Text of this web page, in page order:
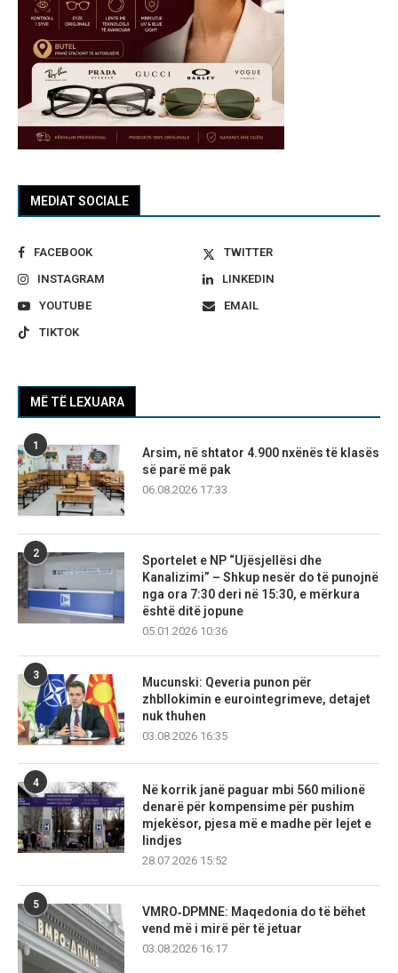
MEDIAT SOCIALE
FACEBOOK
TWITTER
INSTAGRAM
LINKEDIN
YOUTUBE
EMAIL
TIKTOK
MË TË LEXUARA
1
Arsim, në shtator 4.900 nxënës të klasës
së parë më pak
06.08.2026 17:33
2
Sportelet e NP “Ujësjellësi dhe
Kanalizimi” – Shkup nesër do të punojnë
nga ora 7:30 deri në 15:30, e mërkura
është ditë jopune
05.01.2026 10:36
3
Mucunski: Qeveria punon për
zhbllokimin e eurointegrimeve, detajet
nuk thuhen
03.08.2026 16:35
4
Në korrik janë paguar mbi 560 milionë
denarë për kompensime për pushim
mjekësor, pjesa më e madhe për lejet e
lindjes
28.07.2026 15:52
5
VMRO‑DPMNE: Maqedonia do të bëhet
vend më i mirë për të jetuar
03.08.2026 16:17